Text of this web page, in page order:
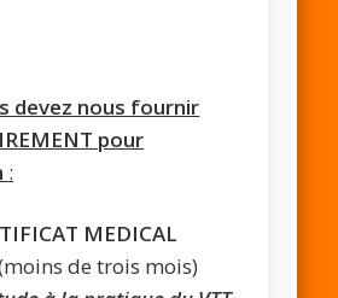
devez nous fournir
pour
:
MEDICAL
de trois mois)